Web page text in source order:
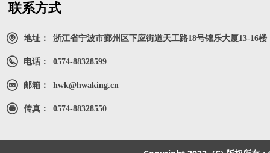
地址： 浙江省宁波市鄞州区下应街道天工路18号锦乐大厦13-16楼
电话： 0574-88328599
邮箱： hwk@hwaking.cn
传真： 0574-88328550
联系方式